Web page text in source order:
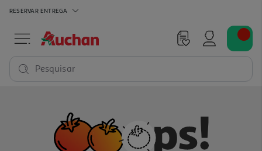
RESERVAR ENTREGA
Pesquisar